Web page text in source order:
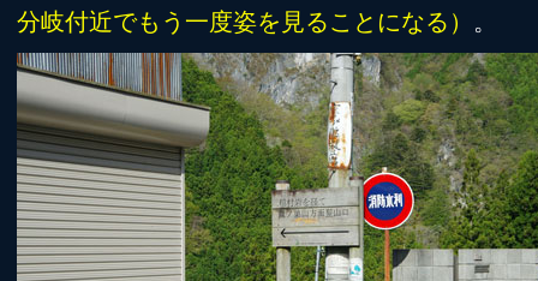
分岐付近でもう一度姿を見ることになる） 。